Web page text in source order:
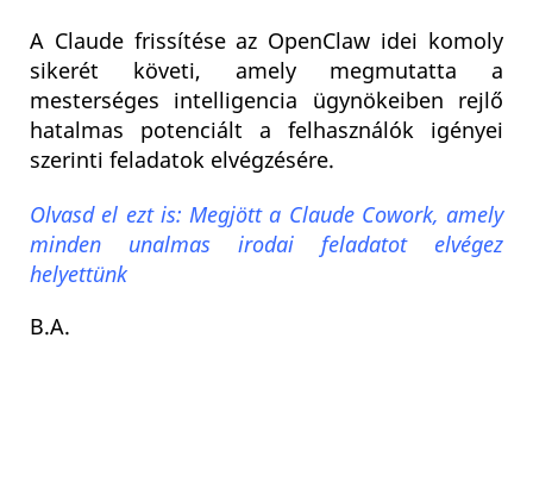
A Claude frissítése az OpenClaw idei komoly
sikerét követi, amely megmutatta a
mesterséges intelligencia ügynökeiben rejlő
hatalmas potenciált a felhasználók igényei
szerinti feladatok elvégzésére.
Olvasd el ezt is: Megjött a Claude Cowork, amely
minden unalmas irodai feladatot elvégez
helyettünk
B.A.